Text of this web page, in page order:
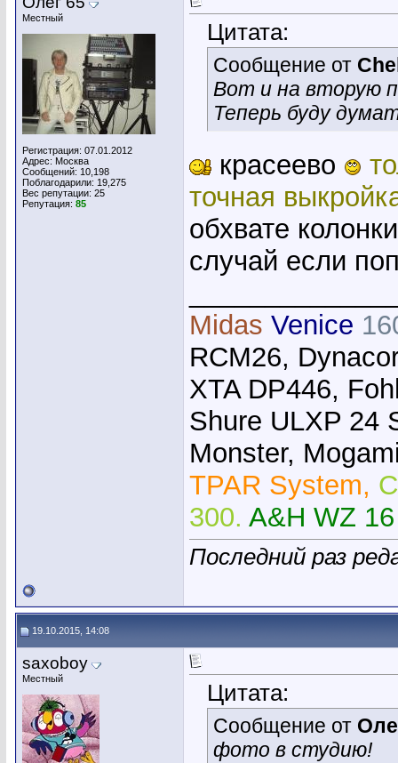
Местный
Регистрация: 07.01.2012
Адрес: Москва
Сообщений: 10,198
Поблагодарили: 19,275
Вес репутации: 25
Репутация: 85
Цитата:
Сообщение от
Вот и на вторую
Теперь буду
красеево
точная
обхвате
случай если
Midas Venice
RCM26,
XTA DP446,
Shure ULXP 24
Monster,
TPAR System,
300. A&H WZ
Последний раз
19.10.2015, 14:08
saxoboy
Местный
Цитата:
Сообщение от
фото в студию!